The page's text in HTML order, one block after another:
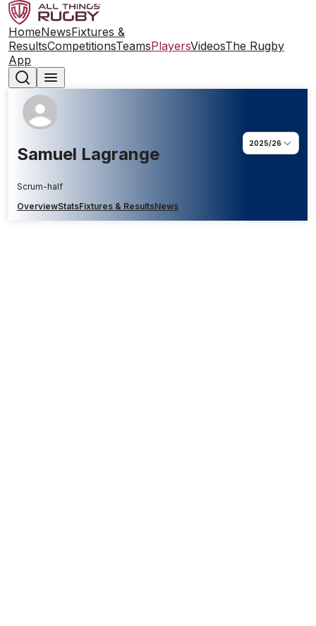
HomeNewsFixtures &
ResultsCompetitionsTeamsPlayersVideosThe Rugby
App
Samuel Lagrange
Scrum-half
2025/26
OverviewStatsFixtures & ResultsNews